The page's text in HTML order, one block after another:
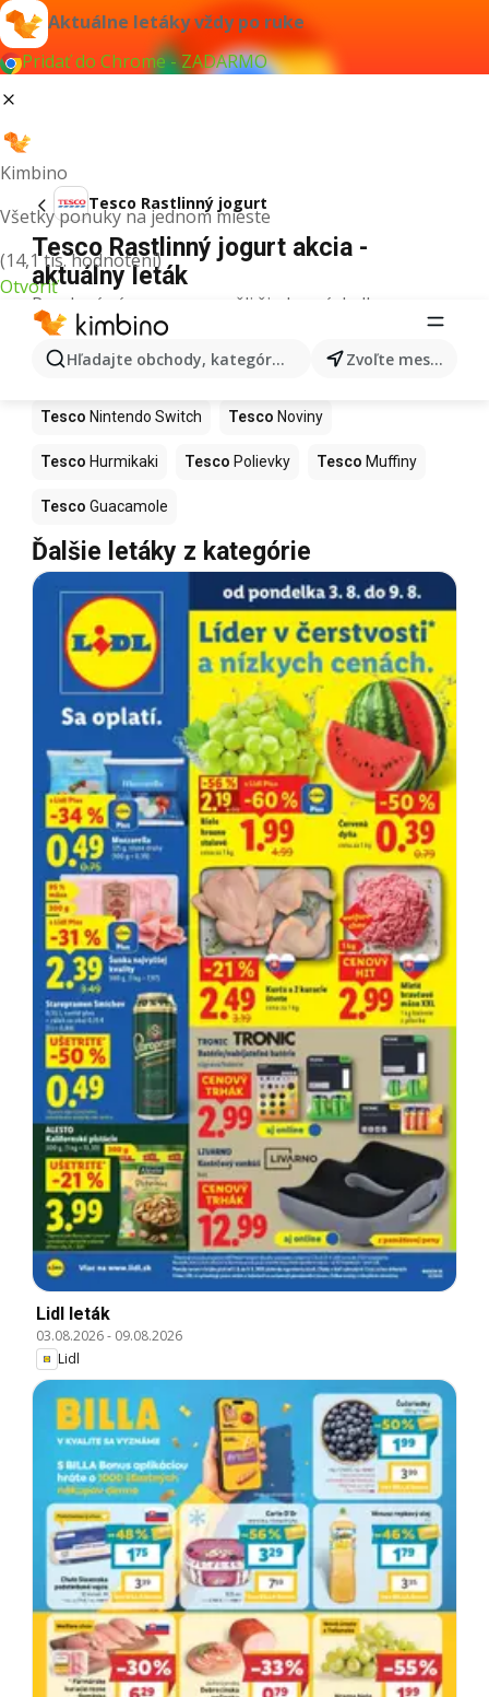
Aktuálne letáky vždy po ruke
Pridať do Chrome - ZADARMO
Kimbino
Všetky ponuky na jednom mieste
(14,1 tis. hodnotení)
Otvoriť
Hľadajte obchody, kategórie, produkty... Zvoľte mesto
Tesco Rastlinný jogurt
Tesco Rastlinný jogurt akcia -
aktuálny leták
Pre daný výraz sme nenašli žiadne výsledky.
Ďalšie produkty v obchodoch Tesco
Tesco Kapor Tesco Ashwagandha
Tesco Nintendo Switch Tesco Noviny
Tesco Hurmikaki Tesco Polievky Tesco Muffiny
Tesco Guacamole
Ďalšie letáky z kategórie
Lidl leták
03.08.2026- 09.08.2026
Lidl